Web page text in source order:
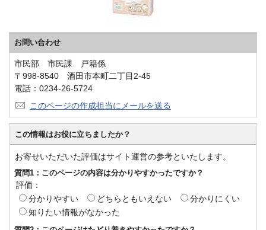
お問い合わせ
市民部 市民課 戸籍係
〒998-8540 酒田市本町二丁目2-45
電話：0234-26-5724
このページの作成担当にメールを送る
この情報はお役に立ちましたか？
お寄せいただいた評価はサイト運営の参考といたします。
質問1：このページの内容は分かりやすかったですか？
評価：
分かりやすい
どちらともいえない
分かりにくい
知りたい情報がなかった